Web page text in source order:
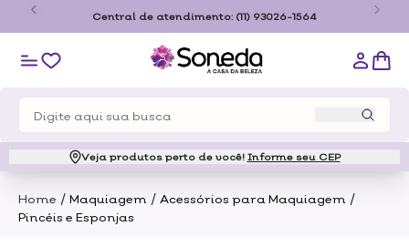
Central de atendimento: (11) 93026-1564
Veja produtos perto de você! Informe seu CEP
Home / Maquiagem / Acessórios para Maquiagem /
Pincéis e Esponjas